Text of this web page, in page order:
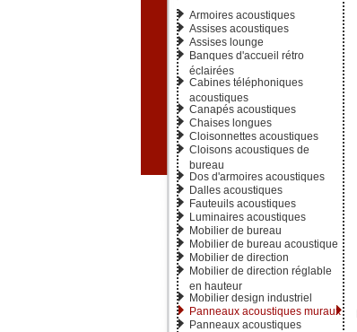
Armoires acoustiques
Assises acoustiques
Assises lounge
Banques d'accueil rétro
éclairées
Cabines téléphoniques
acoustiques
Canapés acoustiques
Chaises longues
Cloisonnettes acoustiques
Cloisons acoustiques de
bureau
Dos d'armoires acoustiques
Dalles acoustiques
Fauteuils acoustiques
Luminaires acoustiques
Mobilier de bureau
Mobilier de bureau acoustique
Mobilier de direction
Mobilier de direction réglable
en hauteur
Mobilier design industriel
Panneaux acoustiques muraux
Panneaux acoustiques